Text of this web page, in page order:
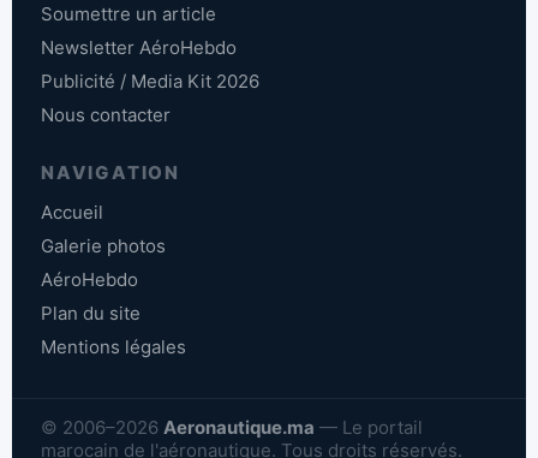
Soumettre un article
Newsletter AéroHebdo
Publicité / Media Kit 2026
Nous contacter
NAVIGATION
Accueil
Galerie photos
AéroHebdo
Plan du site
Mentions légales
© 2006–2026 Aeronautique.ma — Le portail
marocain de l'aéronautique. Tous droits réservés.